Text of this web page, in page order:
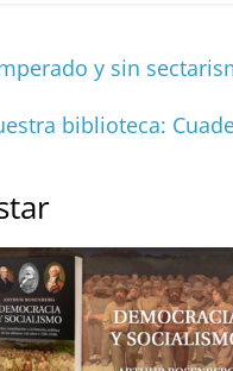
p
tir
y sin
biblioteca: